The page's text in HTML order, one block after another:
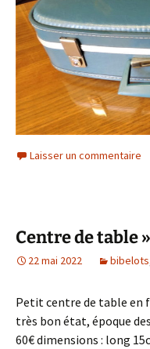
Laisser un commentaire
Centre de table
22 mai 2022 bibelots
Petit centre de table en
très bon état, époque
60€ dimensions : long